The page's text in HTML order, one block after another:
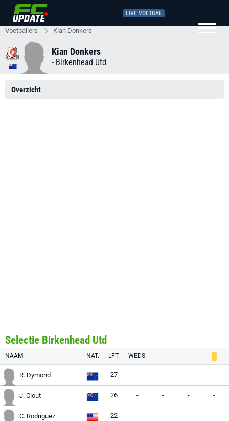
LIVE VOETBAL
Voetballers Kian Donkers
Kian Donkers
- Birkenhead Utd
Overzicht
Selectie Birkenhead Utd
NAAM NAT. LFT. WEDS.
R. Dymond 27 - - - -
J. Clout 26 - - - -
C. Rodriguez 22 - - - -